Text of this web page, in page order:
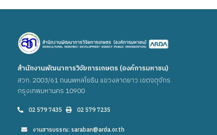
สำนักงานพัฒนาการวิจัยการเกษตร (องค์การมหาชน)
สวก. 2003/61 ถนนพหลโยธิน แขวงลาดยาว เขตจตุจักร
กรุงเทพมหานคร 10900
02 579 7435 02 579 7235
งานสารบรรณ: saraban@arda.or.th